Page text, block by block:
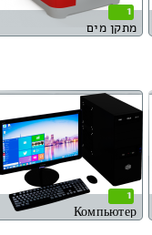
1
מתקן מים
1
Компьютер